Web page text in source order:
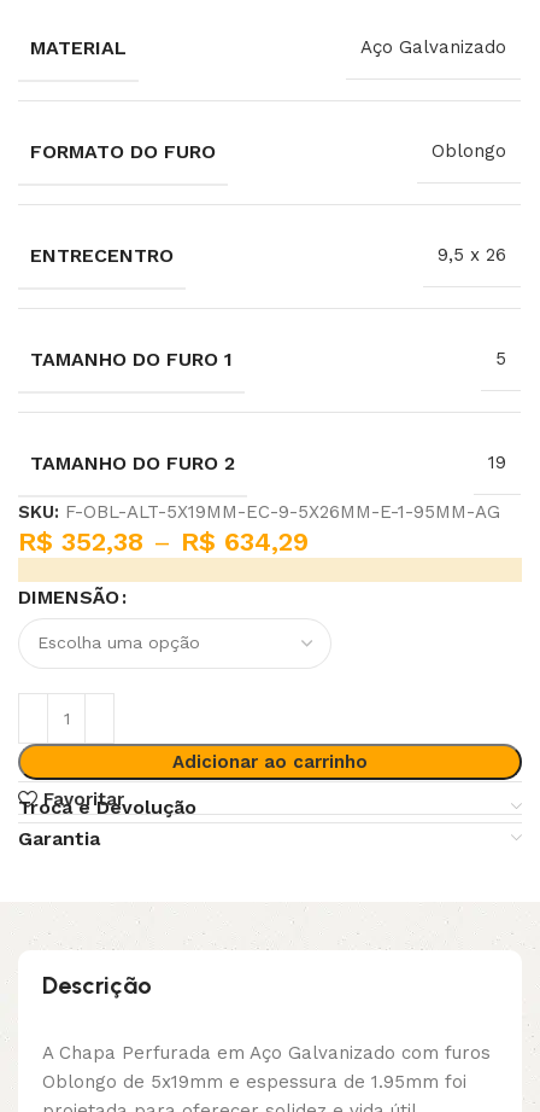
MATERIAL Aço Galvanizado
FORMATO DO FURO Oblongo
ENTRECENTRO 9,5 x 26
TAMANHO DO FURO 1 5
TAMANHO DO FURO 2 19
SKU: F-OBL-ALT-5X19MM-EC-9-5X26MM-E-1-95MM-AG
R$ 352,38 – R$ 634,29
DIMENSÃO
Adicionar ao carrinho
Favoritar
Troca e Devolução
Garantia
Descrição
A Chapa Perfurada em Aço Galvanizado com furos
Oblongo de 5x19mm e espessura de 1.95mm foi